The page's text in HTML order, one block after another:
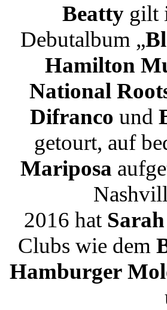
Beattygilt
Debutalbum „
Hamilton
National
Difranco und
getourt, auf
Mariposa
2016 hat
Clubs wie dem
Hamburger